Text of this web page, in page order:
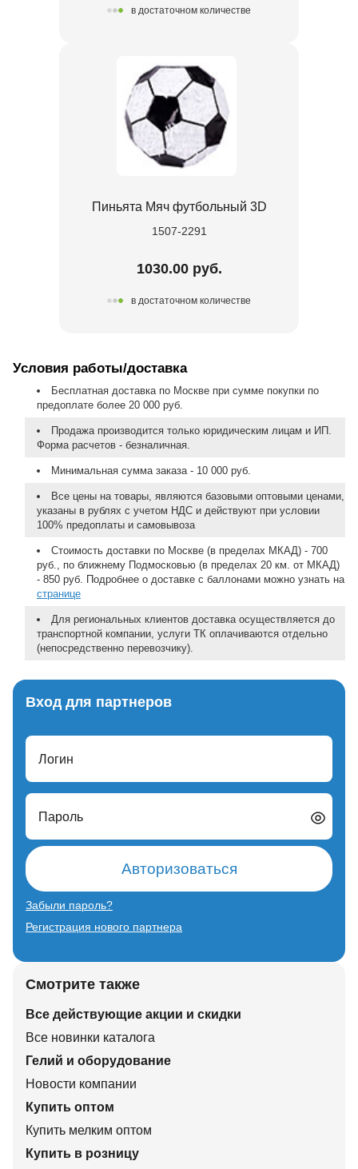
в достаточном количестве
Пиньята Мяч футбольный 3D
1507-2291
1030.00 руб.
в достаточном количестве
Условия работы/доставка
Бесплатная доставка по Москве при сумме покупки по
предоплате более 20 000 руб.
Продажа производится только юридическим лицам и ИП.
Форма расчетов - безналичная.
Минимальная сумма заказа - 10 000 руб.
Все цены на товары, являются базовыми оптовыми ценами,
указаны в рублях с учетом НДС и действуют при условии
100% предоплаты и самовывоза
Стоимость доставки по Москве (в пределах МКАД) - 700
руб., по ближнему Подмосковью (в пределах 20 км. от МКАД)
- 850 руб. Подробнее о доставке с баллонами можно узнать на
странице
Для региональных клиентов доставка осуществляется до
транспортной компании, услуги ТК оплачиваются отдельно
(непосредственно перевозчику).
Вход для партнеров
Логин
Пароль
Авторизоваться
Забыли пароль?
Регистрация нового партнера
Смотрите также
Все действующие акции и скидки
Все новинки каталога
Гелий и оборудование
Новости компании
Купить оптом
Купить мелким оптом
Купить в розницу